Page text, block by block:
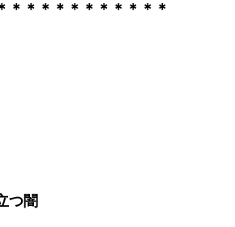
＊＊＊＊＊＊＊＊＊＊＊
つ闇